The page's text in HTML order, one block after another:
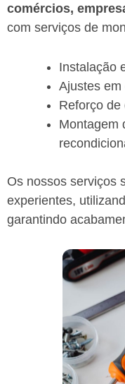
comércios,
com serviços de
Instalação
Ajustes
Reforço de
Montagem
Os nossos serviços
experientes,
garantindo